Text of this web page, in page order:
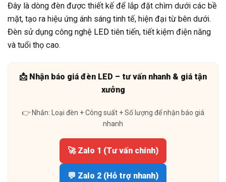
Đây là dòng đèn được thiết kế để lắp đặt chìm dưới các bề
mặt, tạo ra hiệu ứng ánh sáng tinh tế, hiện đại từ bên dưới.
Đèn sử dụng công nghệ LED tiên tiến, tiết kiệm điện năng
và tuổi thọ cao.
📩 Nhận báo giá đèn LED – tư vấn nhanh & giá tận
xưởng
👉 Nhắn: Loại đèn + Công suất + Số lượng để nhận báo giá
nhanh
🚀 Zalo 1 (Tư vấn chính)
💬 Zalo 2 (Hỗ trợ nhanh)